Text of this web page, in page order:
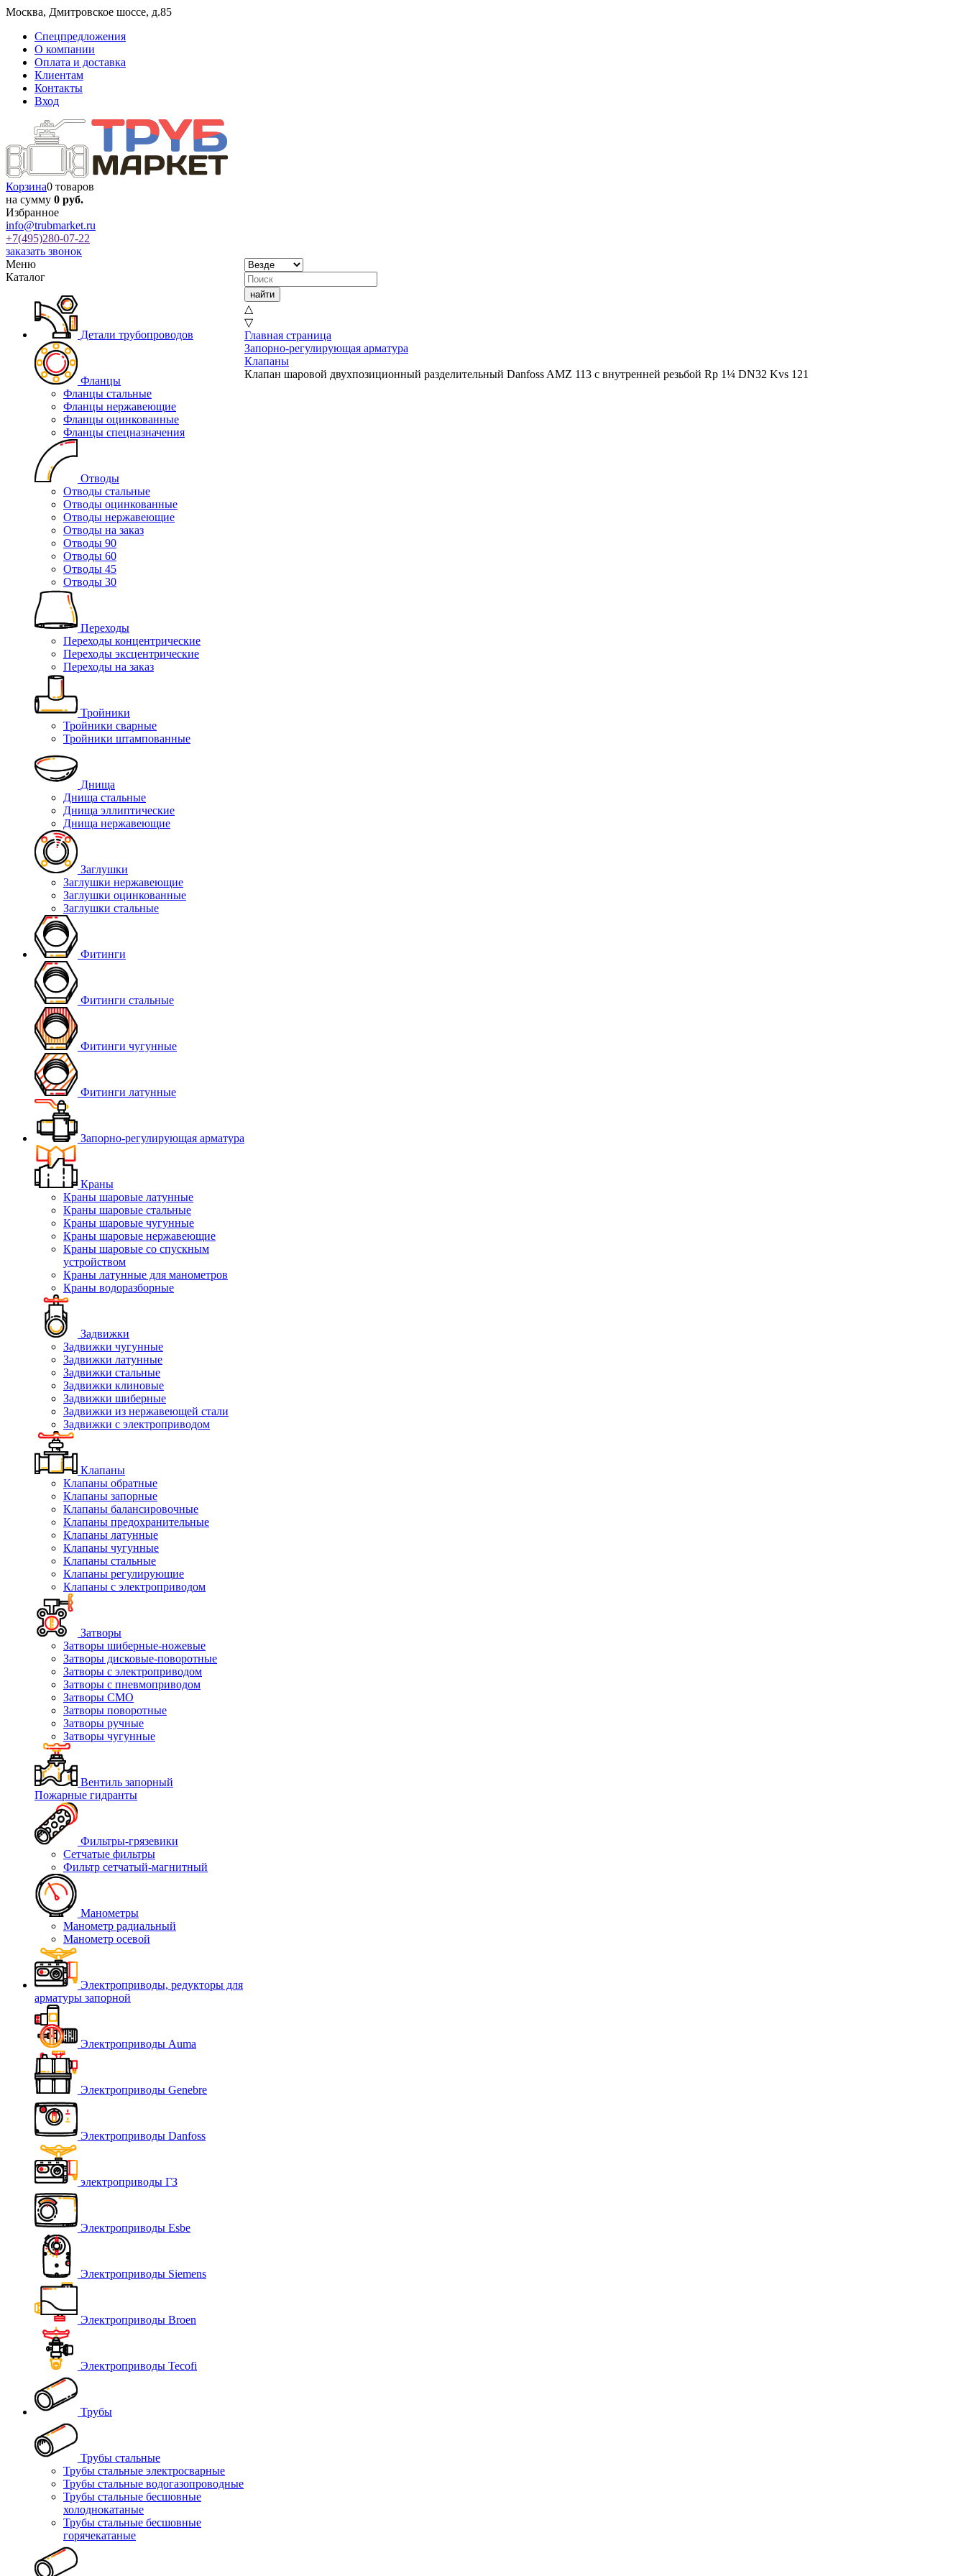
Москва, Дмитровское шоссе, д.85
Спецпредложения
О компании
Оплата и доставка
Клиентам
Контакты
Вход
Корзина0 товаров
на сумму 0 руб.
Избранное
info@trubmarket.ru
+7(495)280-07-22
заказать звонок
Меню
Каталог
Детали трубопроводов
Фланцы
Фланцы стальные
Фланцы нержавеющие
Фланцы оцинкованные
Фланцы спецназначения
Отводы
Отводы стальные
Отводы оцинкованные
Отводы нержавеющие
Отводы на заказ
Отводы 90
Отводы 60
Отводы 45
Отводы 30
Переходы
Переходы концентрические
Переходы эксцентрические
Переходы на заказ
Тройники
Тройники сварные
Тройники штампованные
Днища
Днища стальные
Днища эллиптические
Днища нержавеющие
Заглушки
Заглушки нержавеющие
Заглушки оцинкованные
Заглушки стальные
Фитинги
Фитинги стальные
Фитинги чугунные
Фитинги латунные
Запорно-регулирующая арматура
Краны
Краны шаровые латунные
Краны шаровые стальные
Краны шаровые чугунные
Краны шаровые нержавеющие
Краны шаровые со спускным
устройством
Краны латунные для манометров
Краны водоразборные
Задвижки
Задвижки чугунные
Задвижки латунные
Задвижки стальные
Задвижки клиновые
Задвижки шиберные
Задвижки из нержавеющей стали
Задвижки с электроприводом
Клапаны
Клапаны обратные
Клапаны запорные
Клапаны балансировочные
Клапаны предохранительные
Клапаны латунные
Клапаны чугунные
Клапаны стальные
Клапаны регулирующие
Клапаны с электроприводом
Затворы
Затворы шиберные-ножевые
Затворы дисковые-поворотные
Затворы с электроприводом
Затворы с пневмоприводом
Затворы СМО
Затворы поворотные
Затворы ручные
Затворы чугунные
Вентиль запорный
Пожарные гидранты
Фильтры-грязевики
Сетчатые фильтры
Фильтр сетчатый-магнитный
Манометры
Манометр радиальный
Манометр осевой
Электроприводы, редукторы для
арматуры запорной
Электроприводы Auma
Электроприводы Genebre
Электроприводы Danfoss
электроприводы ГЗ
Электроприводы Esbe
Электроприводы Siemens
Электроприводы Broen
Электроприводы Tecofi
Трубы
Трубы стальные
Трубы стальные электросварные
Трубы стальные водогазопроводные
Трубы стальные бесшовные
холоднокатаные
Трубы стальные бесшовные
горячекатаные
△
▽
Главная страница
Запорно-регулирующая арматура
Клапаны
Клапан шаровой двухпозиционный разделительный Danfoss AMZ 113 c внутренней резьбой Rp 1¼ DN32 Kvs 121